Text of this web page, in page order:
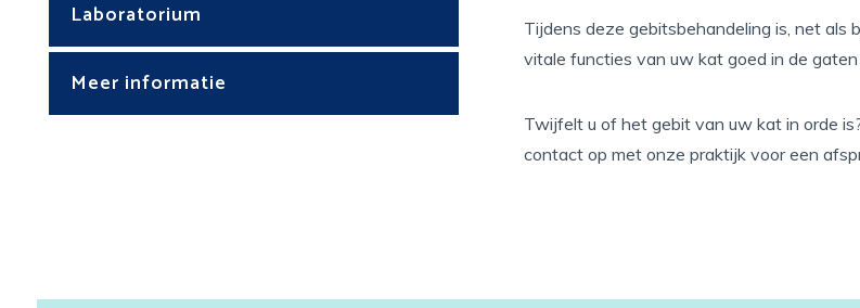
Laboratorium
Meer informatie
Tijdens deze gebitsbehandeling is, net als
vitale functies van uw kat goed in de
Twijfelt u of het gebit van uw kat in orde
contact op met onze praktijk voor een